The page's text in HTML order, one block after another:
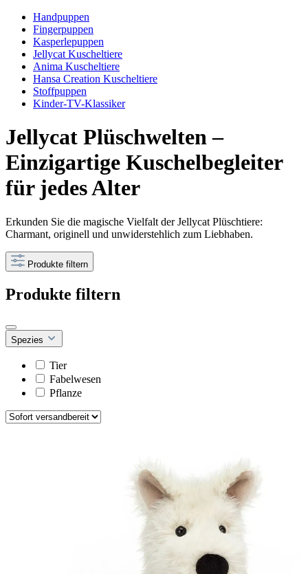
Handpuppen
Fingerpuppen
Kasperlepuppen
Jellycat Kuscheltiere
Anima Kuscheltiere
Hansa Creation Kuscheltiere
Stoffpuppen
Kinder-TV-Klassiker
Jellycat Plüschwelten –
Einzigartige Kuschelbegleiter
für jedes Alter
Erkunden Sie die magische Vielfalt der Jellycat Plüschtiere:
Charmant, originell und unwiderstehlich zum Liebhaben.
Produkte filtern
Produkte filtern
Spezies
Tier
Fabelwesen
Pflanze